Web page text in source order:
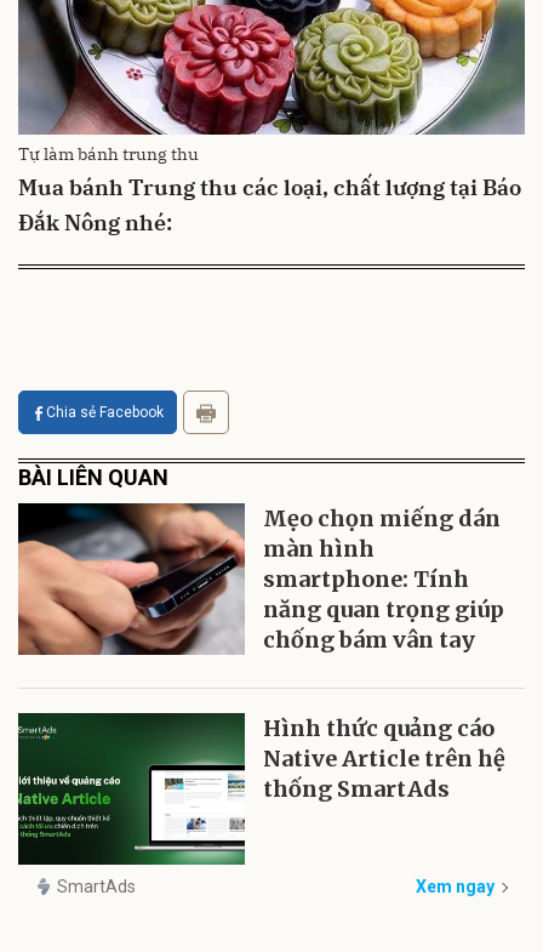
Tự làm bánh trung thu
Mua bánh Trung thu các loại, chất lượng tại Báo
Đắk Nông nhé:
Chia sẻ Facebook
BÀI LIÊN QUAN
Mẹo chọn miếng dán
màn hình
smartphone: Tính
năng quan trọng giúp
chống bám vân tay
Hình thức quảng cáo
Native Article trên hệ
thống SmartAds
SmartAds Xem ngay